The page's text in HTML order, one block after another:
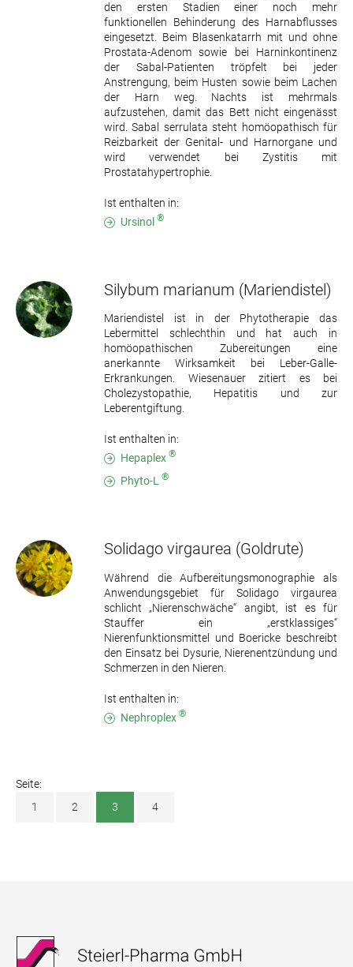
den ersten Stadien einer noch mehr
funktionellen Behinderung des Harnabflusses
eingesetzt. Beim Blasenkatarrh mit und ohne
Prostata-Adenom sowie bei Harninkontinenz
der Sabal-Patienten tröpfelt bei jeder
Anstrengung, beim Husten sowie beim Lachen
der Harn weg. Nachts ist mehrmals
aufzustehen, damit das Bett nicht eingenässt
wird. Sabal serrulata steht homöopathisch für
Reizbarkeit der Genital- und Harnorgane und
wird verwendet bei Zystitis mit
Prostatahypertrophie.
Ist enthalten in:
Ursinol ®
Silybum marianum (Mariendistel)
Mariendistel ist in der Phytotherapie das
Lebermittel schlechthin und hat auch in
homöopathischen Zubereitungen eine
anerkannte Wirksamkeit bei Leber-Galle-
Erkrankungen. Wiesenauer zitiert es bei
Cholezystopathie, Hepatitis und zur
Leberentgiftung.
Ist enthalten in:
Hepaplex ®
Phyto-L ®
Solidago virgaurea (Goldrute)
Während die Aufbereitungsmonographie als
Anwendungsgebiet für Solidago virgaurea
schlicht „Nierenschwäche“ angibt, ist es für
Stauffer ein „erstklassiges“
Nierenfunktionsmittel und Boericke beschreibt
den Einsatz bei Dysurie, Nierenentzündung und
Schmerzen in den Nieren.
Ist enthalten in:
Nephroplex ®
Seite:
1
2 3 4